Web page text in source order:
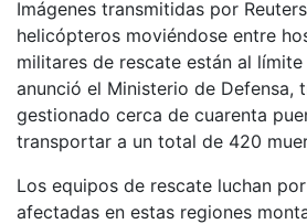
Imágenes transmitidas por
helicópteros moviéndose entre
militares de rescate están al
anunció el Ministerio de Defensa,
gestionado cerca de cuarenta
transportar a un total de 420
Los equipos de rescate luchan
afectadas en estas regiones